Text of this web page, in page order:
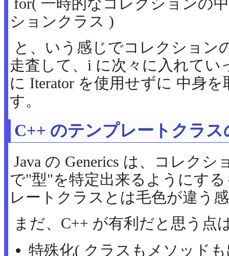
ションクラス )
と、いう感じでコレクション
走査して、i に次々に入れてい
に Iterator を使用せずに 中身
す。
C++ のテンプレートクラス
Java の Generics は、コレク
で"型"を特定出来るようにす
レートクラスとは毛色が違う
まだ、C++ が有利だと思う点
特殊化( クラスもメソッド